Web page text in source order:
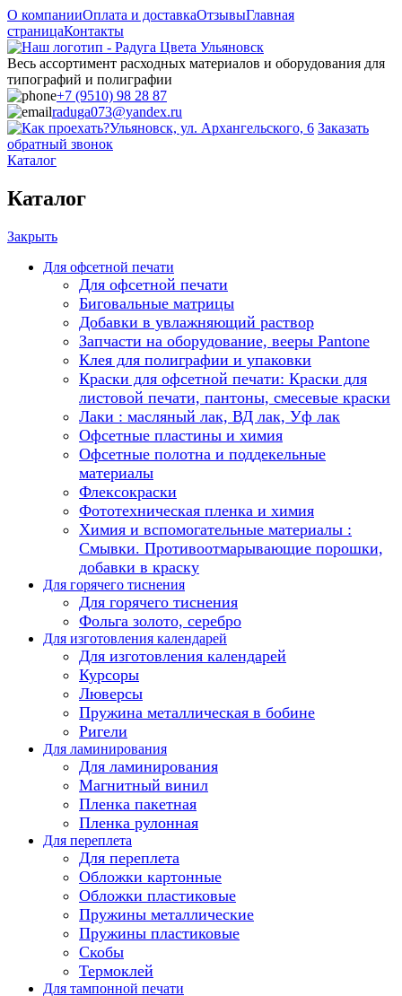
О компанииОплата и доставкаОтзывыГлавная
страницаКонтакты
Весь ассортимент расходных материалов и оборудования для
типографий и полиграфии
+7 (9510) 98 28 87
raduga073@yandex.ru
Ульяновск, ул. Архангельского, 6 Заказать
обратный звонок
Каталог
Каталог
Закрыть
Для офсетной печати
Для офсетной печати
Биговальные матрицы
Добавки в увлажняющий раствор
Запчасти на оборудование, вееры Pantone
Клея для полиграфии и упаковки
Краски для офсетной печати: Краски для
листовой печати, пантоны, смесевые краски
Лаки : масляный лак, ВД лак, Уф лак
Офсетные пластины и химия
Офсетные полотна и поддекельные
материалы
Флексокраски
Фототехническая пленка и химия
Химия и вспомогательные материалы :
Смывки. Противоотмарывающие порошки,
добавки в краску
Для горячего тиснения
Для горячего тиснения
Фольга золото, серебро
Для изготовления календарей
Для изготовления календарей
Курсоры
Люверсы
Пружина металлическая в бобине
Ригели
Для ламинирования
Для ламинирования
Магнитный винил
Пленка пакетная
Пленка рулонная
Для переплета
Для переплета
Обложки картонные
Обложки пластиковые
Пружины металлические
Пружины пластиковые
Скобы
Термоклей
Для тампонной печати